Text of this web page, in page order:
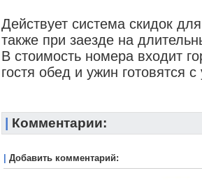
Действует система скидок
также при заезде на
В стоимость номера входит
гостя обед и ужин готовятся
Комментарии:
Добавить комментарий: